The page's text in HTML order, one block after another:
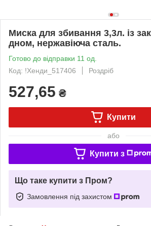
Миска для збивання 3,3л. із
дном, нержавіюча сталь.
Готово до відправки 11 од.
Код: !Хенди_517406
Роздріб
527,65 ₴
Купити
або
Купити з
Що таке купити з Пром?
Замовлення під захистом